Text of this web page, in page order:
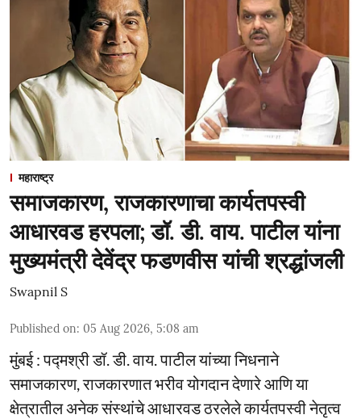
महाराष्ट्र
समाजकारण, राजकारणाचा कार्यतपस्वी
आधारवड हरपला; डॉ. डी. वाय. पाटील यांना
मुख्यमंत्री देवेंद्र फडणवीस यांची श्रद्धांजली
Swapnil S
Published on: 05 Aug 2026, 5:08 am
मुंबई : पद्मश्री डॉ. डी. वाय. पाटील यांच्या निधनाने
समाजकारण, राजकारणात भरीव योगदान देणारे आणि या
क्षेत्रातील अनेक संस्थांचे आधारवड ठरलेले कार्यतपस्वी नेतृत्व